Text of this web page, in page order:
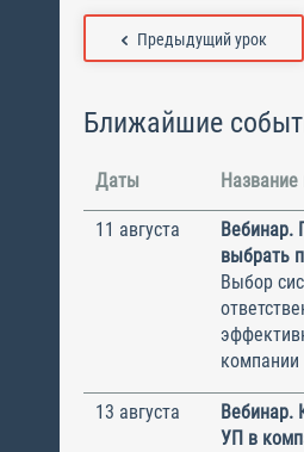
Предыдущий урок
Ближайшие
Даты
11 августа
Вебинар.
выбрать
Выбор
13 августа
Вебинар.
УП в